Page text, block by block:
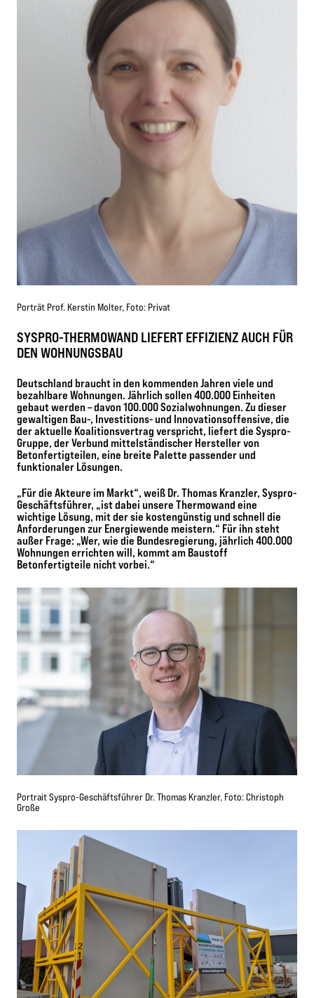
Porträt Prof. Kerstin Molter, Foto: Privat
SYSPRO-THERMOWAND LIEFERT EFFIZIENZ AUCH FÜR
DEN WOHNUNGSBAU
Deutschland braucht in den kommenden Jahren viele und
bezahlbare Wohnungen. Jährlich sollen 400.000 Einheiten
gebaut werden – davon 100.000 Sozialwohnungen. Zu dieser
gewaltigen Bau-, Investitions- und Innovationsoffensive, die
der aktuelle Koalitionsvertrag verspricht, liefert die Syspro-
Gruppe, der Verbund mittelständischer Hersteller von
Betonfertigteilen, eine breite Palette passender und
funktionaler Lösungen.
„Für die Akteure im Markt“, weiß Dr. Thomas Kranzler, Syspro-
Geschäftsführer, „ist dabei unsere Thermowand eine
wichtige Lösung, mit der sie kostengünstig und schnell die
Anforderungen zur Energiewende meistern.“ Für ihn steht
außer Frage: „Wer, wie die Bundesregierung, jährlich 400.000
Wohnungen errichten will, kommt am Baustoff
Betonfertigteile nicht vorbei.“
Portrait Syspro-Geschäftsführer Dr. Thomas Kranzler, Foto: Christoph
Große